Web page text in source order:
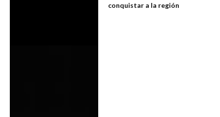
conquistar a la región